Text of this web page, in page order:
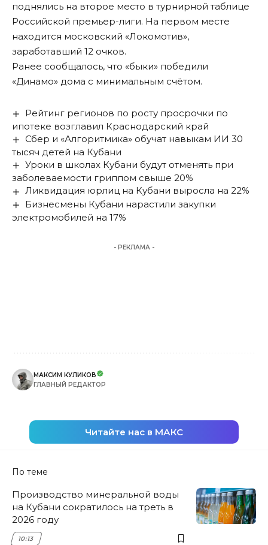
поднялись на второе место в турнирной таблице
Российской премьер-лиги. На первом месте
находится московский «Локомотив»,
заработавший 12 очков.
Ранее сообщалось, что «быки» победили
«Динамо» дома с минимальным счётом.
Рейтинг регионов по росту просрочки по
ипотеке возглавил Краснодарский край
Сбер и «Алгоритмика» обучат навыкам ИИ 30
тысяч детей на Кубани
Уроки в школах Кубани будут отменять при
заболеваемости гриппом свыше 20%
Ликвидация юрлиц на Кубани выросла на 22%
Бизнесмены Кубани нарастили закупки
электромобилей на 17%
- РЕКЛАМА -
МАКСИМ КУЛИКОВ
ГЛАВНЫЙ РЕДАКТОР
Читайте нас в МАКС
По теме
Производство минеральной воды
на Кубани сократилось на треть в
2026 году
10:13